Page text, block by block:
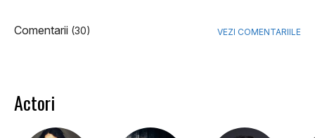
Comentarii (30) VEZI COMENTARIILE
Actori